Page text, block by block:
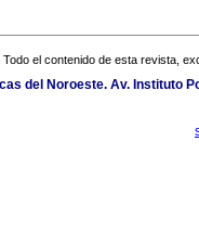
Todo el contenido de esta revista,
del Noroeste. Av. Instituto